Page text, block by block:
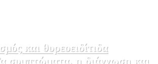
και θυρεοειδίτιδα
συμπτώματα, η διάγνωση και